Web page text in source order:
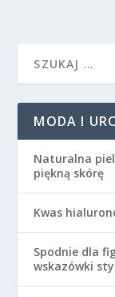
MODA I
Naturalna
piękną skórę
Kwas
Spodnie dla
wskazówki